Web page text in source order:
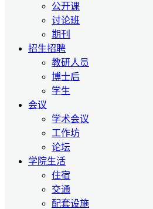
公开课
讨论班
期刊
招生招聘
教研人员
博士后
学生
会议
学术会议
工作坊
论坛
学院生活
住宿
交通
配套设施